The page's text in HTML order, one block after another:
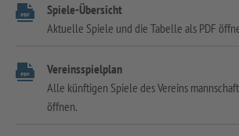
Spiele-Übersicht
Aktuelle Spiele und die Tabelle als PDF
Vereinsspielplan
Alle künftigen Spiele des Vereins
öffnen.